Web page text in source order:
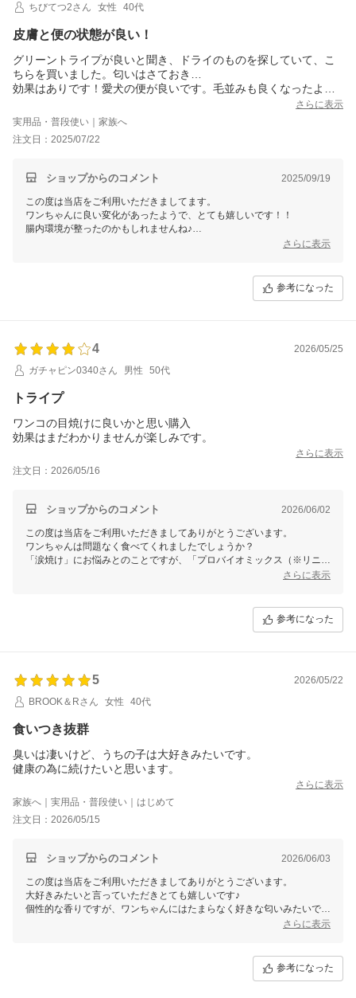
ちびてつ2さん
女性 40代
皮膚と便の状態が良い！
グリーントライプが良いと聞き、ドライのものを探していて、こ
ちらを買いました。匂いはさておき…
効果はありです！愛犬の便が良いです。毛並みも良くなったよう
に思います。昨年まで今の季節、ブツブツ等で肌トラブルがあっ
たように思いますが、今のところ異常無しです。グリーントライ
プのおかげかなぁ～と思っています。格子状に切れ目があるの
で、1回1マス分フードに混ぜています。
さらに表示
実用品・普段使い｜家族へ
注文日：2025/07/22
ショップからのコメント 2025/09/19
この度は当店をご利用いただきましてます。
ワンちゃんに良い変化があったようで、とても嬉しいです！！
腸内環境が整ったのかもしれませんね♪
さらに表示
参考になった
4
2026/05/25
ガチャピン0340さん
男性 50代
トライプ
ワンコの目焼けに良いかと思い購入
効果はまだわかりませんが楽しみです。
さらに表示
注文日：2026/05/16
ショップからのコメント 2026/06/02
この度は当店をご利用いただきましてありがとうございます。
ワンちゃんは問題なく食べてくれましたでしょうか？
「涙焼け」にお悩みとのことですが、「プロバイオミックス（※リニュ
ーアル予定）」や「デトックスエイド」いう商品もお勧めです。さらに表示
参考になった
5
2026/05/22
BROOK＆Rさん
女性 40代
食いつき抜群
臭いは凄いけど、うちの子は大好きみたいです。
健康の為に続けたいと思います。
さらに表示
家族へ｜実用品・普段使い｜はじめて
注文日：2026/05/15
ショップからのコメント 2026/06/03
この度は当店をご利用いただきましてありがとうございます。
大好きみたいと言っていただきとても嬉しいです♪
個性的な香りですが、ワンちゃんにはたまらなく好きな匂いみたいです
さらに表示
参考になった